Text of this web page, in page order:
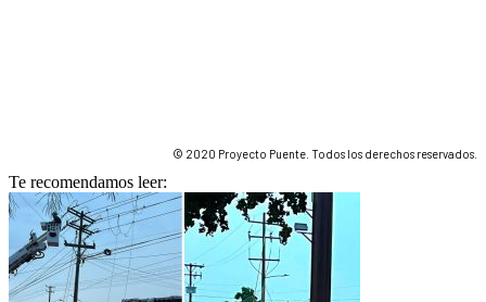
© 2020 Proyecto Puente. Todos los derechos reservados.
Te recomendamos leer: